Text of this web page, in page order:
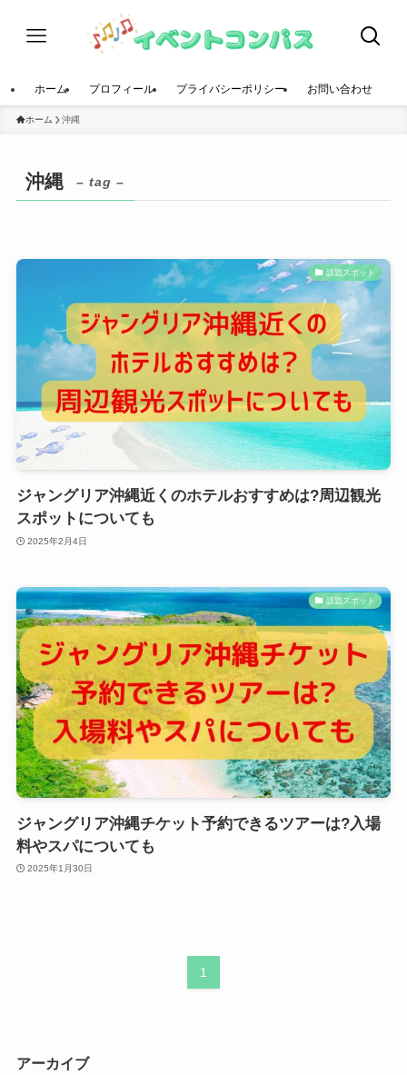
ホーム プロフィール プライバシーポリシー お問い合わせ
ホーム 沖縄
沖縄 – tag –
話題スポット
ジャングリア沖縄近くのホテルおすすめは?周辺観光
スポットについても
2025年2月4日
話題スポット
ジャングリア沖縄チケット予約できるツアーは?入場
料やスパについても
2025年1月30日
1
アーカイブ